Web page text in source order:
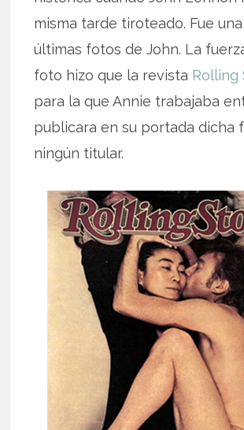
misma tarde tiroteado. Fue
últimas fotos de John. La
foto hizo que la revista Rolling
para la que Annie trabajaba
publicara en su portada dicha
ningún titular.